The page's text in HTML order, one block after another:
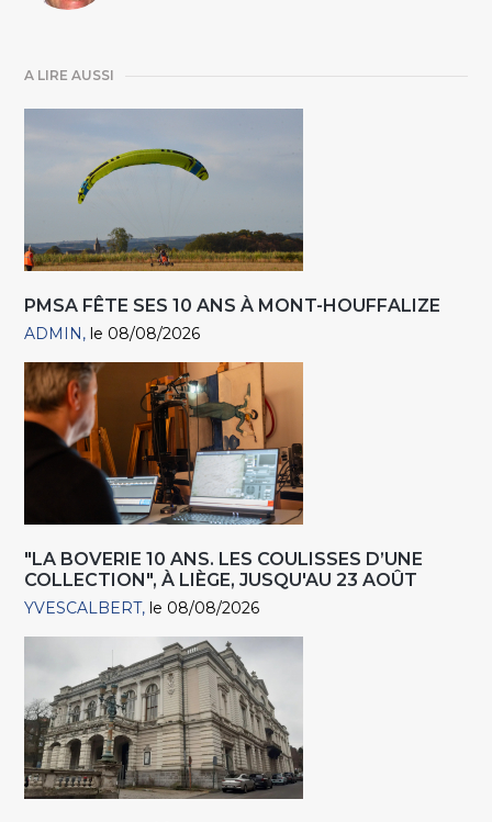
A LIRE AUSSI
PMSA FÊTE SES 10 ANS À MONT-HOUFFALIZE
ADMIN le 08/08/2026
"LA BOVERIE 10 ANS. LES COULISSES D’UNE
COLLECTION", À LIÈGE, JUSQU'AU 23 AOÛT
YVESCALBERT le 08/08/2026